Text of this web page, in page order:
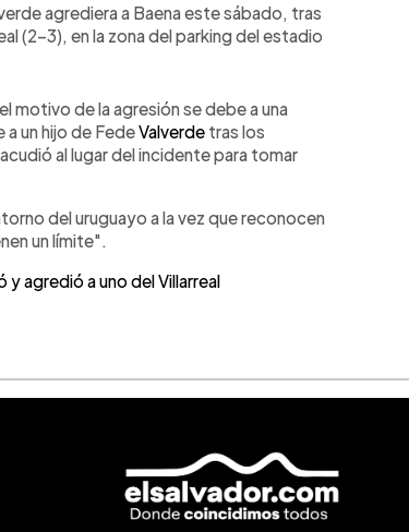
agrediera a Baena este sábado, tras
(2-3), en la zona del parking del estadio
motivo de la agresión se debe a una
un hijo de FedeValverde tras los
al lugar del incidente para tomar
del uruguayo a la vez que reconocen
un límite".
y agredió a uno del Villarreal